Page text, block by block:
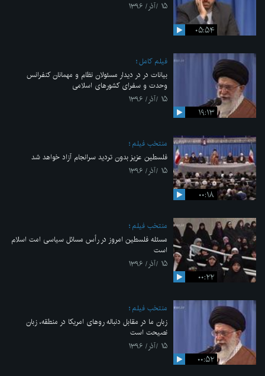
۰۵:۵۴
۱۵ /آذر/ ۱۳۹۶
۱۹:۱۳
فیلم کامل
بیانات در در دیدار مسئولان نظام و مهمانان کنفرانس
وحدت و سفرای کشورهای اسلامی
۱۵ /آذر/ ۱۳۹۶
۰۰:۱۸
منتخب فیلم
فلسطین عزیز بدون تردید سرانجام آزاد خواهد شد
۱۵ /آذر/ ۱۳۹۶
۰۰:۲۲
منتخب فیلم
مسئله فلسطین امروز در رأس مسائل سیاسی امت اسلام
است
۱۵ /آذر/ ۱۳۹۶
۰۰:۵۲
منتخب فیلم
زبان ما در مقابل دنباله روهای امریکا در منطقه، زبان
نصیحت است
۱۵ /آذر/ ۱۳۹۶